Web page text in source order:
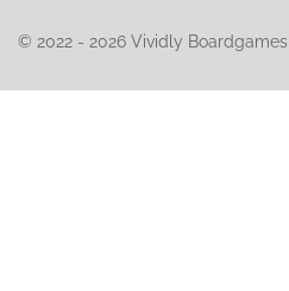
© 2022 - 2026 Vividly Boardgames